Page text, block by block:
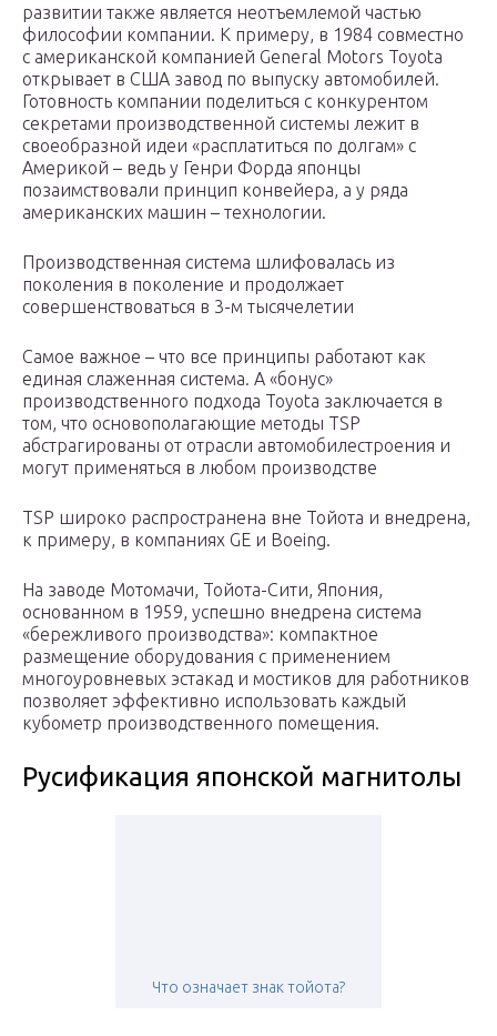
развитии также является неотъемлемой частью
философии компании. К примеру, в 1984 совместно
с американской компанией General Motors Toyota
открывает в США завод по выпуску автомобилей.
Готовность компании поделиться с конкурентом
секретами производственной системы лежит в
своеобразной идеи «расплатиться по долгам» с
Америкой – ведь у Генри Форда японцы
позаимствовали принцип конвейера, а у ряда
американских машин – технологии.
Производственная система шлифовалась из
поколения в поколение и продолжает
совершенствоваться в 3-м тысячелетии
Самое важное – что все принципы работают как
единая слаженная система. А «бонус»
производственного подхода Toyota заключается в
том, что основополагающие методы TSP
абстрагированы от отрасли автомобилестроения и
могут применяться в любом производстве
TSP широко распространена вне Тойота и внедрена,
к примеру, в компаниях GE и Boeing.
На заводе Мотомачи, Тойота-Сити, Япония,
основанном в 1959, успешно внедрена система
«бережливого производства»: компактное
размещение оборудования с применением
многоуровневых эстакад и мостиков для работников
позволяет эффективно использовать каждый
кубометр производственного помещения.
Русификация японской магнитолы
Что означает знак тойота?